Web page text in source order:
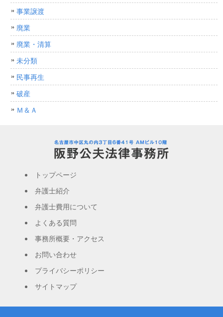
事業譲渡
廃業
廃業・清算
未分類
民事再生
破産
Ｍ＆Ａ
トップページ
弁護士紹介
弁護士費用について
よくある質問
事務所概要・アクセス
お問い合わせ
プライバシーポリシー
サイトマップ